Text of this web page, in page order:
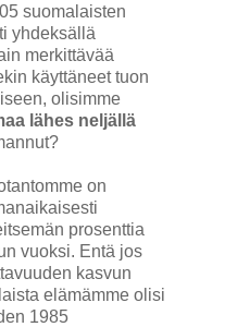
suomalaisten
yhdeksällä
merkittävää
käyttäneet tuon
olisimme
lähes neljällä
on
prosenttia
vuoksi. Entä jos
kasvun
elämämme olisi
1985